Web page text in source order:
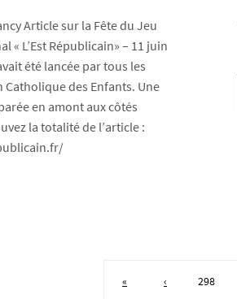
Article sur la Fête du Jeu
« L’Est Républicain» – 11 juin
été lancée par tous les
Catholique des Enfants. Une
en amont aux côtés
la totalité de l’article :
« ‹ 298